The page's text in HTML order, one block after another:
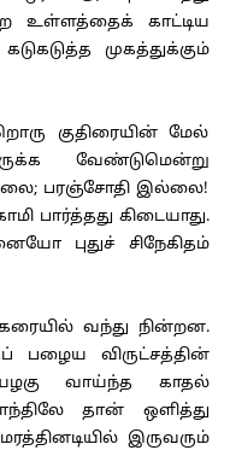
உள்ளத்தைக் காட்டிய
முகத்துக்கும்
குதிரையின் மேல்
வேண்டுமென்று
பரஞ்சோதி இல்லை!
பார்த்தது கிடையாது.
புதுச் சிநேகிதம்
வந்து நின்றன.
பழைய விருட்சத்தின்
வாய்ந்த காதல்
தான் ஒளித்து
இருவரும்